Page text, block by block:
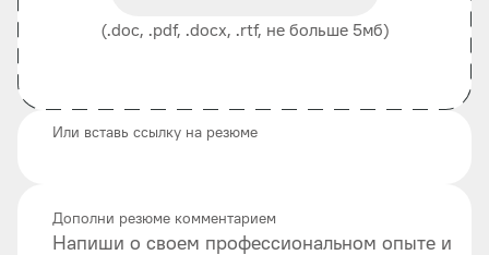
(.doc, .pdf, .docx, .rtf, не больше 5мб)
Или вставь ссылку на резюме
Напиши о своем профессиональном опыте и
Дополни резюме комментарием